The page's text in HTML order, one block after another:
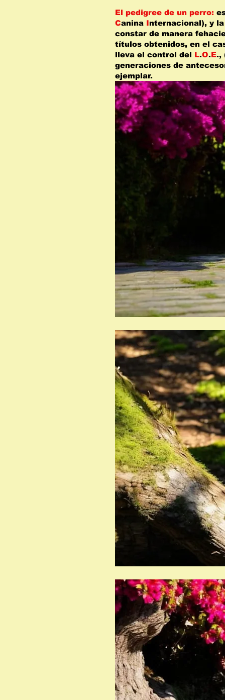
El pedigree de un perro:
Canina Internacional), y
constar de manera
títulos obtenidos, en el
lleva el control del L.O.E.,
generaciones de
ejemplar.